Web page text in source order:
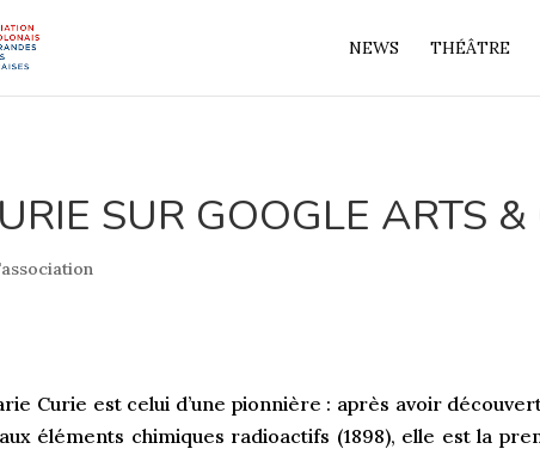
NEWS THÉÂTRE
SUR GOOGLE ARTS &
Curie est celui d’une pionnière : après avoir
éléments chimiques radioactifs (1898), elle est la